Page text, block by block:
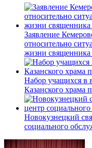
Заявление
относительно
жизни
Набор учащихся в
Казанского храма
Новокузнецкий
социального